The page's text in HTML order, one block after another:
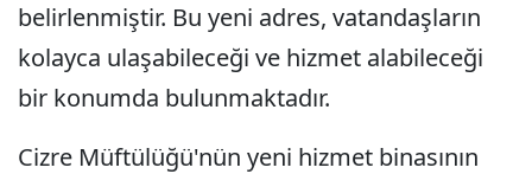
belirlenmiştir. Bu yeni adres, vatandaşların
kolayca ulaşabileceği ve hizmet alabileceği
bir konumda bulunmaktadır.
Cizre Müftülüğü'nün yeni hizmet binasının